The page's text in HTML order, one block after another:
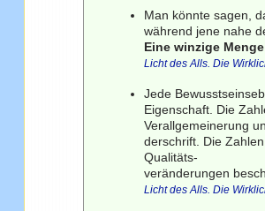
Man könnte sagen,
während jene nahe
Eine winzige
Licht des Alls. Die
Jede
Eigenschaft. Die
Verallgemeinerung
derschrift. Die
Qualitäts-
veränderungen
Licht des Alls. Die